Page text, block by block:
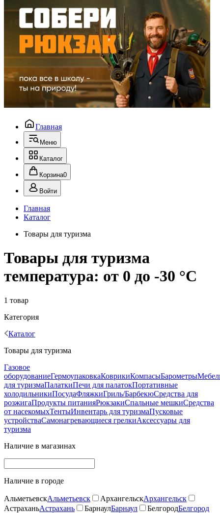
Главная
Меню
Каталог
Корзина0
Войти
Главная
Каталог
Товары для туризма
Товары для туризма
температура: от 0 до -30 °C
1 товар
Категория
Каталог
Товары для туризма
Газовое
оборудованиеГермоупаковкаКоврикиКомпасыБарометры
для туризмаПалаткиПечи для палатокПортативные
холодильникиПосудаФляжкиГриль/БарбекюСредства для
розжигаПродукты питанияРюкзакиСпальные мешкиСредства
от насекомыхТентыИнвентарь для туризмаПусковые
устройстваСамонагревающиеся грелкиАксессуары для
туризма
Наличие в магазинах
Наличие в городе
АльметьевскАльметьевск АрхангельскАрхангельск
АстраханьАстрахань БарнаулБарнаул БелгородБелгород